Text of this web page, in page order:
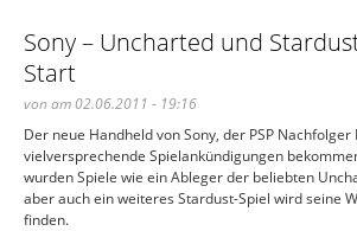
Sony – Uncharted und
Start
von am 02.06.2011 - 19:16
Der neue Handheld von Sony, der PSP Nachfolger
vielversprechende Spielankündigungen
wurden Spiele wie ein Ableger der beliebten
aber auch ein weiteres Stardust-Spiel wird seine
finden.